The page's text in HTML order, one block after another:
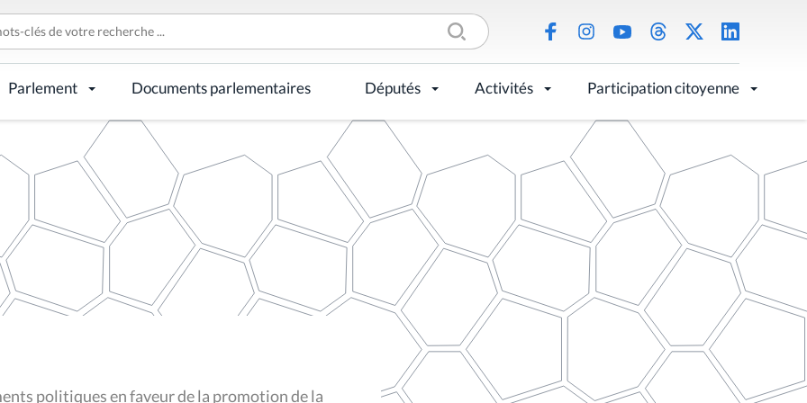
Parlement Documents parlementaires Députés Activités Participation citoyenne
politiques en faveur de la promotion de la